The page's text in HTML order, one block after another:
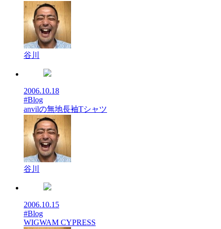
谷川
2006.10.18
#Blog
anvilの無地長袖Tシャツ
谷川
2006.10.15
#Blog
WIGWAM CYPRESS